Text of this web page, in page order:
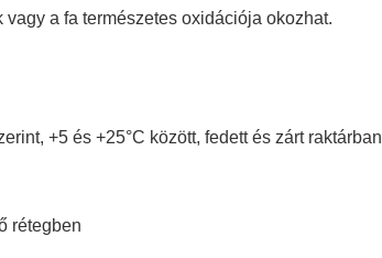
a fa természetes oxidációja okozhat.
+5 és +25°C között, fedett és zárt raktárban
rétegben